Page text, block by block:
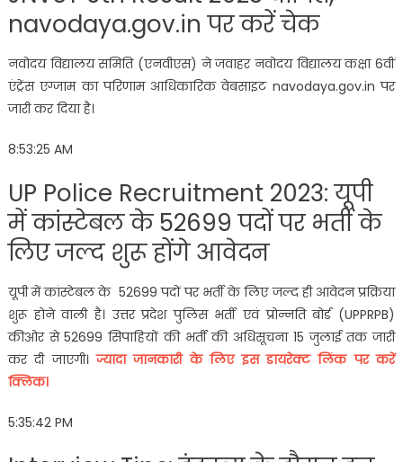
navodaya.gov.in पर करें चेक
नवोदय विद्यालय समिति (एनवीएस) ने जवाहर नवोदय विद्यालय कक्षा 6वीं
एंट्रेंस एग्जाम का परिणाम आधिकारिक वेबसाइट navodaya.gov.in पर
जारी कर दिया है।
8:53:25 AM
UP Police Recruitment 2023: यूपी
में कांस्टेबल के 52699 पदों पर भर्ती के
लिए जल्द शुरू होंगे आवेदन
यूपी में कांस्टेबल के 52699 पदों पर भर्ती के लिए जल्द ही आवेदन प्रक्रिया
शुरू होने वाली है। उत्तर प्रदेश पुलिस भर्ती एवं प्रोन्नति बोर्ड (UPPRPB)
कीओर से 52699 सिपाहियों की भर्ती की अधिसूचना 15 जुलाई तक जारी
कर दी जाएगी।ज्यादा जानकारी के लिए इस डायरेक्ट लिंक पर करें
क्लिक।
5:35:42 PM